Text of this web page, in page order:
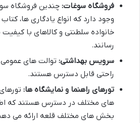
فروشگاه سوغات: چندین فروشگاه
وجود دارد که انواع یادگاری ها، کتاب
خانواده سلطنتی و کالاهای با
رسانند.
سرویس بهداشتی: توالت های
راحتی قابل دسترس هستند.
تورهای راهنما و نمایشگاه ها:
های مختلف در دسترس هستند که
بخش های مختلف قلعه ارائه می